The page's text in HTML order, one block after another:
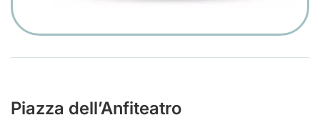
Piazza dell’Anfiteatro